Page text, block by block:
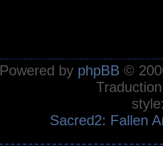
Powered by phpBB ©
Sacred2: Fallen